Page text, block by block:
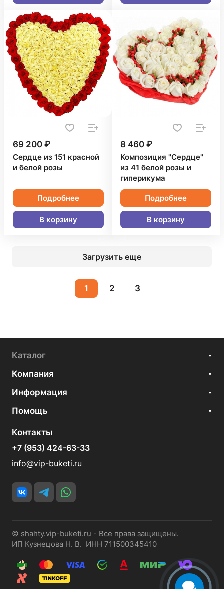
69 200 ₽
Сердце из 151 красной
и белой розы
Подробнее
В корзину
8 460 ₽
Композиция "Сердце"
из 41 белой розы и
гиперикума
Подробнее
В корзину
Загрузить еще
1 2 3
Каталог
Компания
Информация
Помощь
Контакты
+7 (953) 424-63-33
info@vip-buketi.ru
© shahty.vip-buketi.ru - Все права защищены.
ИП Кузнецова Н. В. ИНН 711500345410